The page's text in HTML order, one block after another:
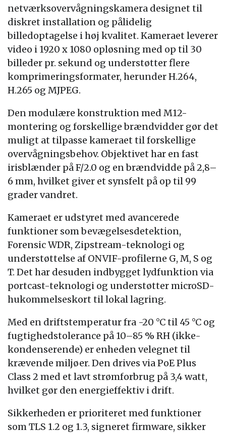
netværksovervågningskamera designet til
diskret installation og pålidelig
billedoptagelse i høj kvalitet. Kameraet leverer
video i 1920 x 1080 opløsning med op til 30
billeder pr. sekund og understøtter flere
komprimeringsformater, herunder H.264,
H.265 og MJPEG.
Den modulære konstruktion med M12-
montering og forskellige brændvidder gør det
muligt at tilpasse kameraet til forskellige
overvågningsbehov. Objektivet har en fast
irisblænder på F/2.0 og en brændvidde på 2,8–
6 mm, hvilket giver et synsfelt på op til 99
grader vandret.
Kameraet er udstyret med avancerede
funktioner som bevægelsesdetektion,
Forensic WDR, Zipstream-teknologi og
understøttelse af ONVIF-profilerne G, M, S og
T. Det har desuden indbygget lydfunktion via
portcast-teknologi og understøtter microSD-
hukommelseskort til lokal lagring.
Med en driftstemperatur fra -20 °C til 45 °C og
fugtighedstolerance på 10–85 % RH (ikke-
kondenserende) er enheden velegnet til
krævende miljøer. Den drives via PoE Plus
Class 2 med et lavt strømforbrug på 3,4 watt,
hvilket gør den energieffektiv i drift.
Sikkerheden er prioriteret med funktioner
som TLS 1.2 og 1.3, signeret firmware, sikker